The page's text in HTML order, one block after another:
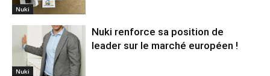
Nuki
Nuki
Nuki renforce sa position de
leader sur le marché européen !